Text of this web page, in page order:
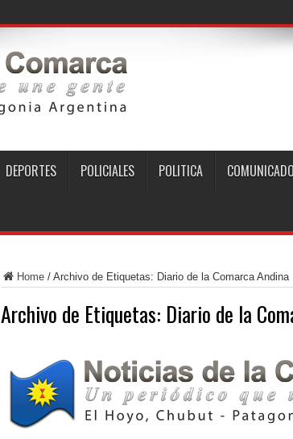
DEPORTES POLICIALES POLITICA
Home/ Archivo de Etiquetas: Diario de la Comarca Andina
Archivo de Etiquetas: Diario de la